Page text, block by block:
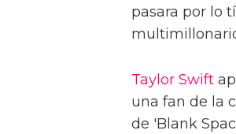
pasara por lo
Taylor Swift
una fan de la
de 'Blank